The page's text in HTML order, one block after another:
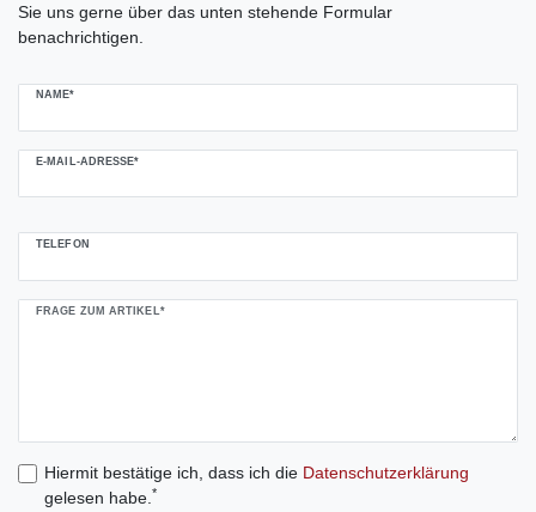
Sie uns gerne über das unten stehende Formular
benachrichtigen.
NAME*
E-MAIL-ADRESSE*
TELEFON
FRAGE ZUM ARTIKEL*
Hiermit bestätige ich, dass ich die Daten­schutz­erklärung
gelesen habe. *